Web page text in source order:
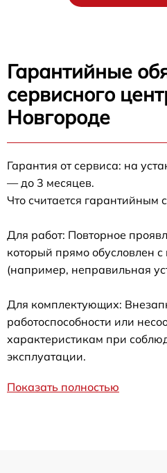
Гарантийные
сервисного
Новгороде
Гарантия от сервиса: на
— до 3 месяцев.
Что считается гарантийным
Для работ: Повторное
который прямо обусловлен
(например, неправильная
Для комплектующих:
работоспособности или
характеристикам при
эксплуатации.
Показать полностью